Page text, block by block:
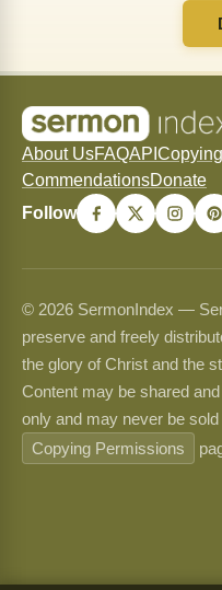
About UsFAQAPI
CommendationsDonate
Follow
© 2026 SermonIndex —
preserve and freely
the glory of Christ and the
Content may be shared
only and may never be
Copying Permissions